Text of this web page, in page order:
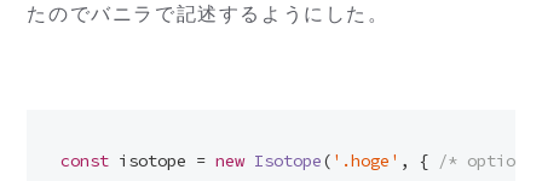
たのでバニラで記述するようにした。
const isotope = new Isotope( '.hoge' , { /*